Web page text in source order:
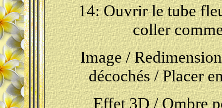
14: Ouvrir le tube
coller
Image /
décochés / Placer
Effet 3D / Ombre